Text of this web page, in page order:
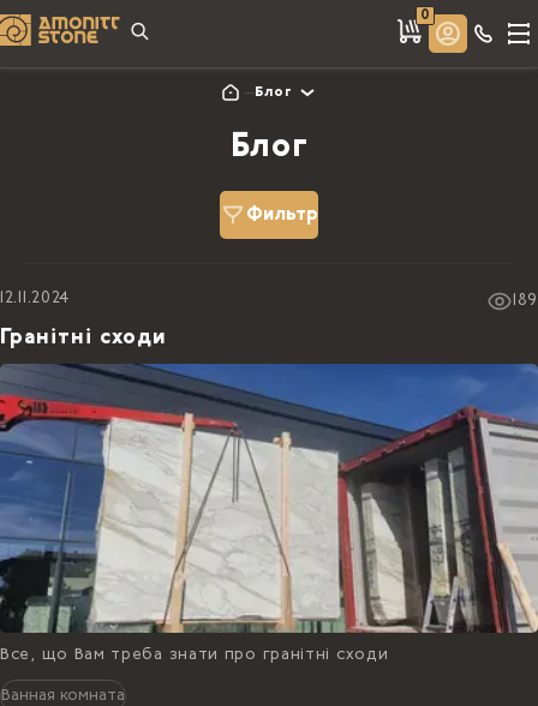
0
Блог
Блог
Фильтр
12.11.2024 189
Гранітні сходи
Все, що Вам треба знати про гранітні сходи
Ванная комната